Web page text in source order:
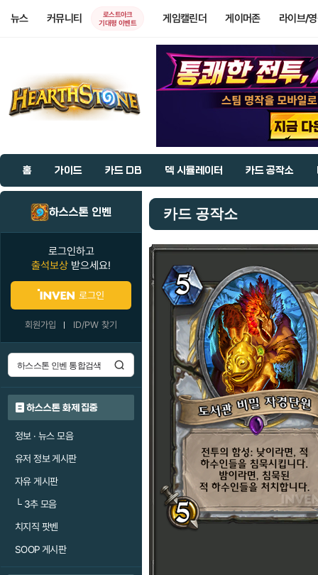
뉴스 커뮤니티
로스트아크
기대평 이벤트
게임캘린더 게이머존 라이브/
홈 가이드 카드 DB 덱 시뮬레이터 카드 공작소
하스스톤 인벤
로그인하고
출석보상 받으세요!
로그인
회원가입 ID/PW 찾기
하스스톤 화제 집중
정보 · 뉴스 모음
유저 정보 게시판
자유 게시판
└3추 모음
치지직 팟벤
SOOP 게시판
카드 공작소